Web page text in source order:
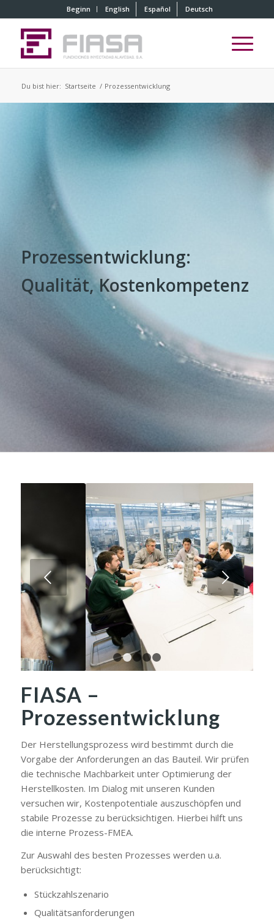
Beginn English Español Deutsch
Du bist hier: Startseite / Prozessentwicklung
Prozessentwicklung:
Qualität, Kostenkompetenz
Weiter
FIASA –
Prozessentwicklung
Der Herstellungsprozess wird bestimmt durch die
Vorgabe der Anforderungen an das Bauteil. Wir prüfen
die technische Machbarkeit unter Optimierung der
Herstellkosten. Im Dialog mit unseren Kunden
versuchen wir, Kostenpotentiale auszuschöpfen und
stabile Prozesse zu berücksichtigen. Hierbei hilft uns
die interne Prozess-FMEA.
Zur Auswahl des besten Prozesses werden u.a.
berücksichtigt:
Stückzahlszenario
Qualitätsanforderungen